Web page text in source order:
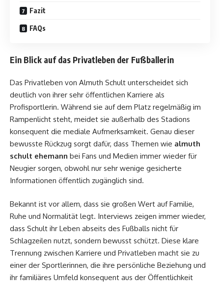
Fazit
FAQs
Ein Blick auf das Privatleben der Fußballerin
Das Privatleben von Almuth Schult unterscheidet sich
deutlich von ihrer sehr öffentlichen Karriere als
Profisportlerin. Während sie auf dem Platz regelmäßig im
Rampenlicht steht, meidet sie außerhalb des Stadions
konsequent die mediale Aufmerksamkeit. Genau dieser
bewusste Rückzug sorgt dafür, dass Themen wie almuth
schult ehemann bei Fans und Medien immer wieder für
Neugier sorgen, obwohl nur sehr wenige gesicherte
Informationen öffentlich zugänglich sind.
Bekannt ist vor allem, dass sie großen Wert auf Familie,
Ruhe und Normalität legt. Interviews zeigen immer wieder,
dass Schult ihr Leben abseits des Fußballs nicht für
Schlagzeilen nutzt, sondern bewusst schützt. Diese klare
Trennung zwischen Karriere und Privatleben macht sie zu
einer der Sportlerinnen, die ihre persönliche Beziehung und
ihr familiäres Umfeld konsequent aus der Öffentlichkeit